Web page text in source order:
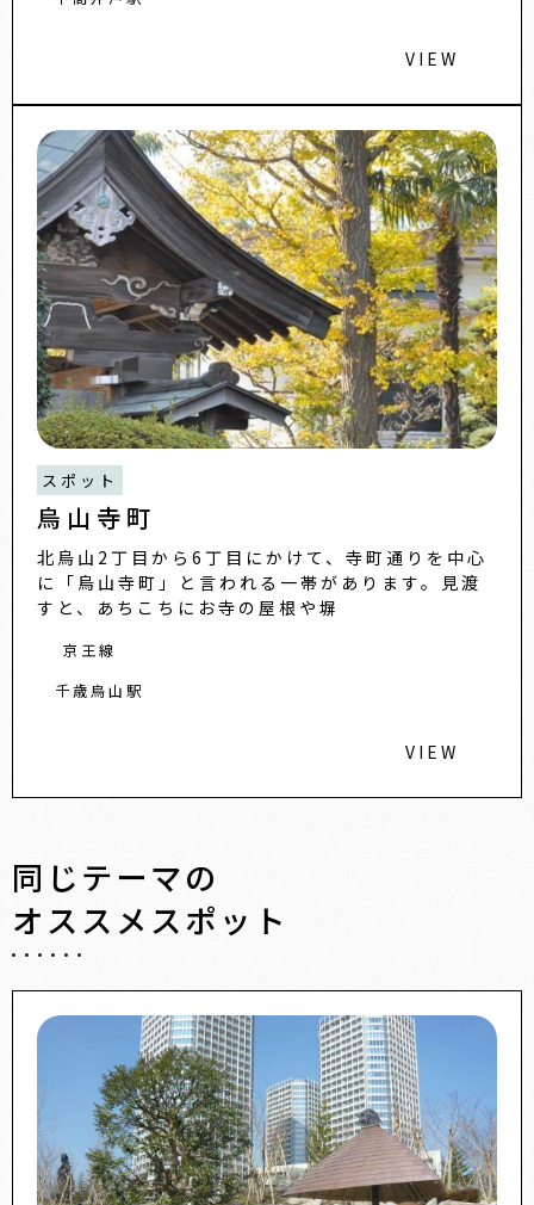
VIEW
スポット
烏山寺町
北烏山2丁目から6丁目にかけて、寺町通りを中心
に「烏山寺町」と言われる一帯があります。見渡
すと、あちこちにお寺の屋根や塀
京王線
千歳烏山駅
VIEW
同じテーマの
オススメスポット